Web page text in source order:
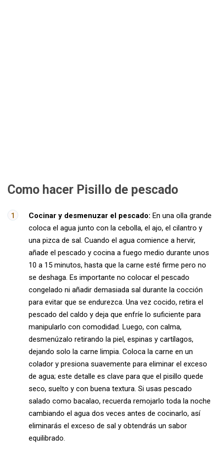
Como hacer Pisillo de pescado
Cocinar y desmenuzar el pescado: En una olla grande
coloca el agua junto con la cebolla, el ajo, el cilantro y
una pizca de sal. Cuando el agua comience a hervir,
añade el pescado y cocina a fuego medio durante unos
10 a 15 minutos, hasta que la carne esté firme pero no
se deshaga. Es importante no colocar el pescado
congelado ni añadir demasiada sal durante la cocción
para evitar que se endurezca. Una vez cocido, retira el
pescado del caldo y deja que enfríe lo suficiente para
manipularlo con comodidad. Luego, con calma,
desmenúzalo retirando la piel, espinas y cartílagos,
dejando solo la carne limpia. Coloca la carne en un
colador y presiona suavemente para eliminar el exceso
de agua; este detalle es clave para que el pisillo quede
seco, suelto y con buena textura. Si usas pescado
salado como bacalao, recuerda remojarlo toda la noche
cambiando el agua dos veces antes de cocinarlo, así
eliminarás el exceso de sal y obtendrás un sabor
equilibrado.